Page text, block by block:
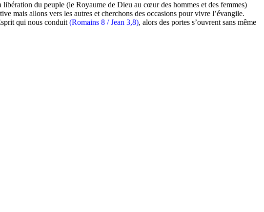
du peuple (le Royaume de Dieu au cœur des hommes et des femmes)
mais allons vers les autres et cherchons des occasions pour vivre l’évangile.
qui nous conduit (Romains 8 / Jean 3,8), alors des portes s’ouvrent sans même